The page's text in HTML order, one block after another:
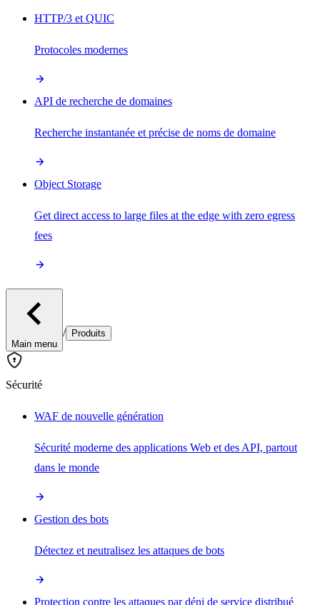
HTTP/3 et QUIC
Protocoles modernes
API de recherche de domaines
Recherche instantanée et précise de noms de domaine
Object Storage
Get direct access to large files at the edge with zero egress
fees
Main menu
/ Produits
Sécurité
WAF de nouvelle génération
Sécurité moderne des applications Web et des API, partout
dans le monde
Gestion des bots
Détectez et neutralisez les attaques de bots
Protection contre les attaques par déni de service distribué